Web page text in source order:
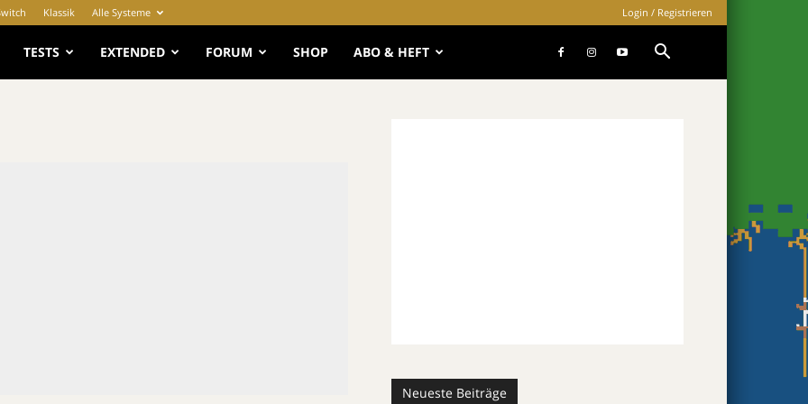
Klassik Alle Systeme Login / Registrieren
TESTS EXTENDED FORUM SHOP ABO & HEFT
Neueste Beiträge